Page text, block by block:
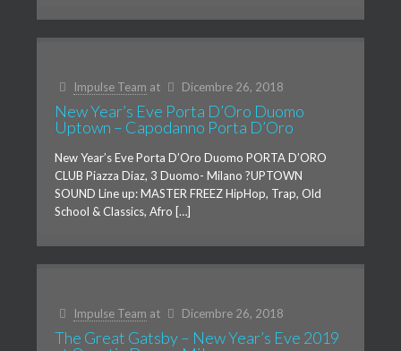
Impulse Team at Dicembre 26, 2018
New Year’s Eve Porta D’Oro Duomo
Uptown – Capodanno Porta D’Oro
New Year’s Eve Porta D’Oro Duomo PORTA D’ORO
CLUB Piazza Diaz, 3 Duomo- Milano ?UPTOWN
SOUND Line up: MASTER FREEZ HipHop, Trap, Old
School & Classics, Afro […]
Impulse Team at Dicembre 26, 2018
The Great Gatsby – New Year’s Eve 2019